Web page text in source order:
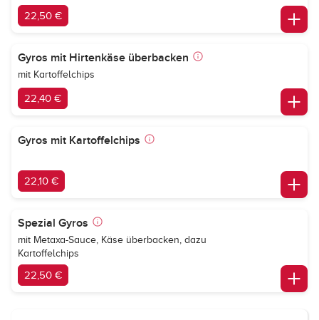
22,50 €
Gyros mit Hirtenkäse überbacken
mit Kartoffelchips
22,40 €
Gyros mit Kartoffelchips
22,10 €
Spezial Gyros
mit Metaxa-Sauce, Käse überbacken, dazu
Kartoffelchips
22,50 €